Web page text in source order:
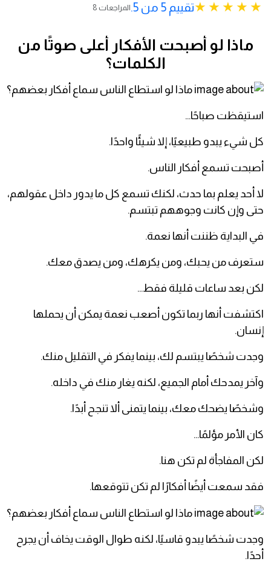
تقييم 5 من 5. 8 المراجعات
ماذا لو أصبحت الأفكار أعلى صوتًا من
الكلمات؟
استيقظت صباحًا…
كل شيء يبدو طبيعيًا، إلا شيئًا واحدًا.
أصبحت تسمع أفكار الناس.
لا أحد يعلم بما حدث، لكنك تسمع كل ما يدور داخل عقولهم،
حتى وإن كانت وجوههم تبتسم.
في البداية ظننت أنها نعمة.
ستعرف من يحبك، ومن يكرهك، ومن يصدق معك.
لكن بعد ساعات قليلة فقط…
اكتشفت أنها ربما تكون أصعب نعمة يمكن أن يحملها
إنسان.
وجدت شخصًا يبتسم لك، بينما يفكر في التقليل منك.
وآخر يمدحك أمام الجميع، لكنه يغار منك في داخله.
وشخصًا يضحك معك، بينما يتمنى ألا تنجح أبدًا.
كان الأمر مؤلمًا…
لكن المفاجأة لم تكن هنا.
فقد سمعت أيضًا أفكارًا لم تكن تتوقعها.
وجدت شخصًا يبدو قاسيًا، لكنه طوال الوقت يخاف أن يجرح
أحدًا.